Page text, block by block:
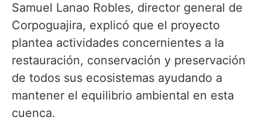
Samuel Lanao Robles, director general de
Corpoguajira, explicó que el proyecto
plantea actividades concernientes a la
restauración, conservación y preservación
de todos sus ecosistemas ayudando a
mantener el equilibrio ambiental en esta
cuenca.